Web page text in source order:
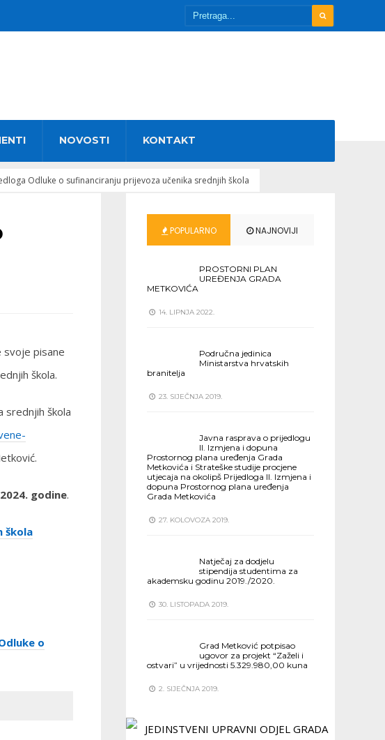
NOVOSTI KONTAKT
Odluke o sufinanciranju prijevoza učenika srednjih škola
svoje pisane
škola.
srednjih škola
godine.
škola
o
POPULARNO NAJNOVIJI
PROSTORNI PLAN
UREĐENJA GRADA
METKOVIĆA
14. LIPNJA 2022.
Područna jedinica
Ministarstva hrvatskih
branitelja
23. SIJEČNJA 2019.
Javna rasprava o prijedlogu
II. Izmjena i dopuna
Prostornog plana uređenja Grada
Metkovića i Strateške studije procjene
utjecaja na okolipš Prijedloga II. Izmjena i
dopuna Prostornog plana uređenja
Grada Metkovića
27. KOLOVOZA 2019.
Natječaj za dodjelu
stipendija studentima za
akademsku godinu 2019./2020.
30. LISTOPADA 2019.
Grad Metković potpisao
ugovor za projekt “Zaželi i
ostvari” u vrijednosti 5.329.980,00 kuna
2. SIJEČNJA 2019.